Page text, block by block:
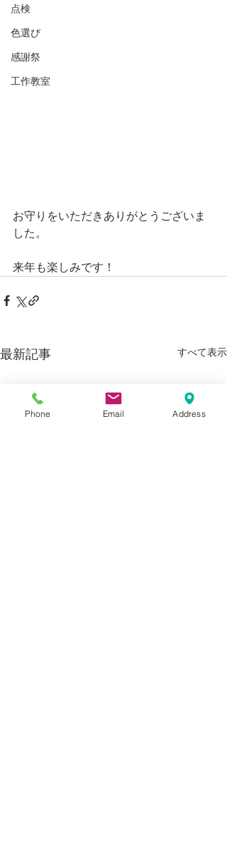
点検
色選び
感謝祭
工作教室
お守りをいただきありがとうございま
した。
来年も楽しみです！
最新記事 すべて表示
Phone Email Address